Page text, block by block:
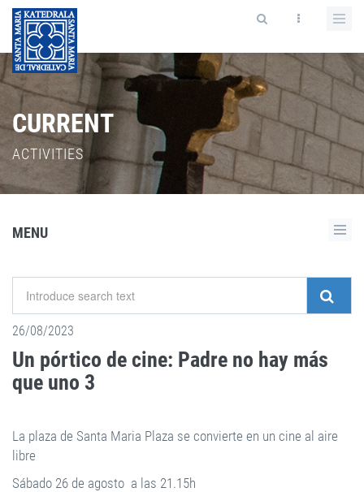
CURRENT
ACTIVITIES
MENU
26/08/2023
Un pórtico de cine: Padre no hay más
que uno 3
La plaza de Santa Maria Plaza se convierte en un cine al aire
libre
Sábado 26 de agosto a las 21.15h